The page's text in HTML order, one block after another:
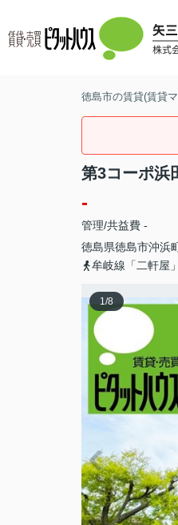
徳島市の賃貸(賃貸
第3コーポ浜
-
管理/共益費 -
徳島県徳島市沖浜
牟岐線「二軒屋
1/8